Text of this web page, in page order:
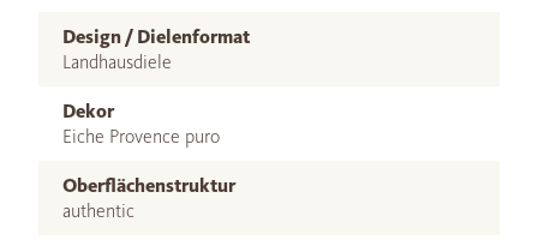
Design / Dielenformat
Landhausdiele
Dekor
Eiche Provence puro
Oberflächenstruktur
authentic